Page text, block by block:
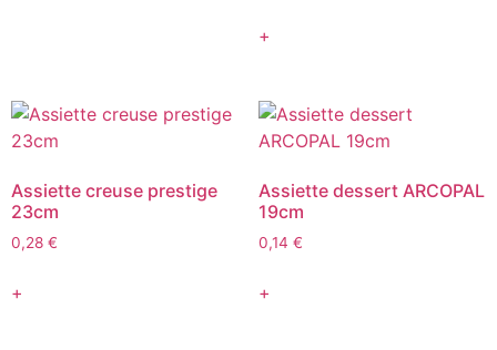
+
Assiette creuse prestige
23cm
0,28 €
+
Assiette dessert ARCOPAL
19cm
0,14 €
+